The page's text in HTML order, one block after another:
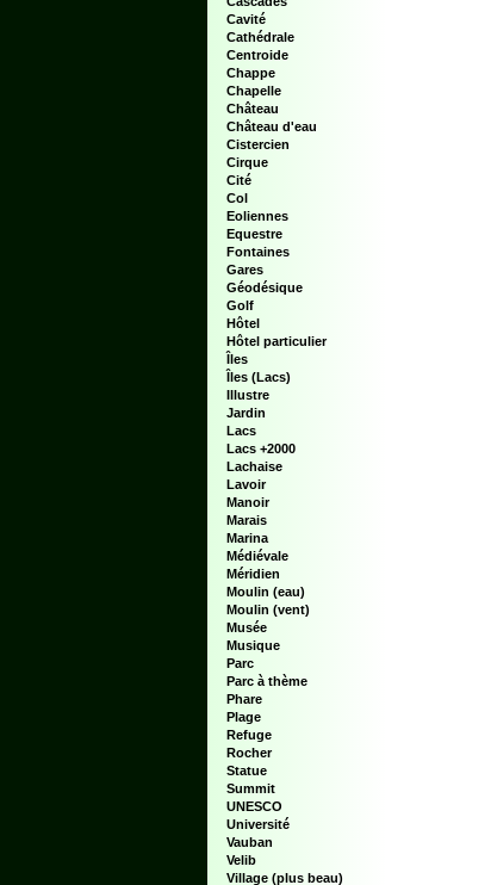
Cavité
Cathédrale
Centroide
Chappe
Chapelle
Château
Château d'eau
Cistercien
Cirque
Cité
Col
Eoliennes
Equestre
Fontaines
Gares
Géodésique
Golf
Hôtel
Hôtel particulier
Îles
Îles (Lacs)
Illustre
Jardin
Lacs
Lacs +2000
Lachaise
Lavoir
Manoir
Marais
Marina
Médiévale
Méridien
Moulin (eau)
Moulin (vent)
Musée
Musique
Parc
Parc à thème
Phare
Plage
Refuge
Rocher
Statue
Summit
UNESCO
Université
Vauban
Velib
Village (plus beau)